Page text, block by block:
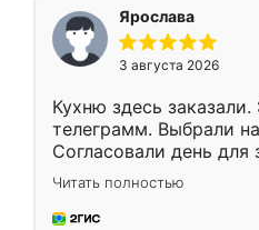
Ярослава
3 августа 2026
Кухню здесь
телеграмм. Выбрали
Согласовали день для
недели кухня была уже
довольны работой.
мебель за
Читать полностью